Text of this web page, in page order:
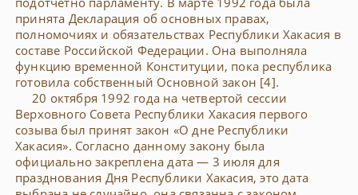
принята Декларация об основных правах,
полномочиях и обязательствах Республики Хакасия в
составе Российской Федерации. Она выполняла
функцию временной Конституции, пока республика
готовила собственный Основной закон [4].
20 октября 1992 года на четвертой сессии
Верховного Совета Республики Хакасия первого
созыва был принят закон «О дне Республики
Хакасия». Согласно данному закону была
официально закреплена дата — 3 июля для
празднования Дня Республики Хакасия, это дата